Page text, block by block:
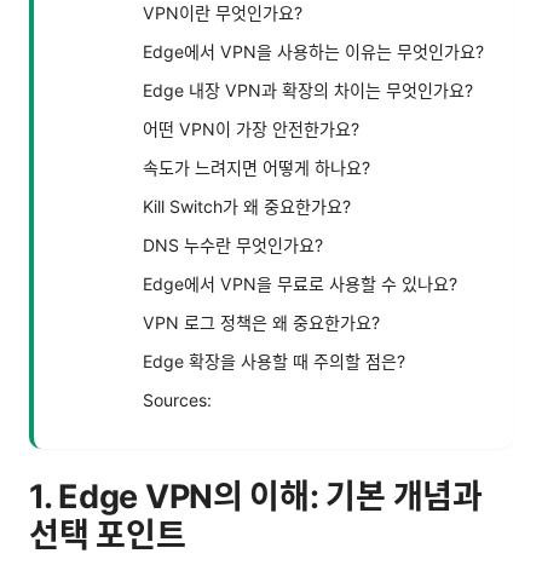
VPN이란 무엇인가요?
Edge에서 VPN을 사용하는 이유는 무엇인가요?
Edge 내장 VPN과 확장의 차이는 무엇인가요?
어떤 VPN이 가장 안전한가요?
속도가 느려지면 어떻게 하나요?
Kill Switch가 왜 중요한가요?
DNS 누수란 무엇인가요?
Edge에서 VPN을 무료로 사용할 수 있나요?
VPN 로그 정책은 왜 중요한가요?
Edge 확장을 사용할 때 주의할 점은?
Sources:
1. Edge VPN의 이해: 기본 개념과
선택 포인트